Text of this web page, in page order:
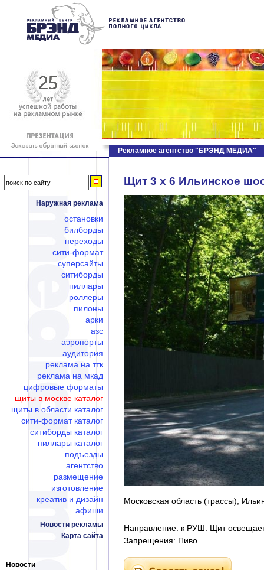
Наружная реклама
остановки
билборды
переходы
сити-формат
суперсайты
ситиборды
пиллары
роллеры
пилоны
арки
азс
аэропорты
аудитория
реклама на ттк
реклама на мкад
цифровые форматы
щиты в москве каталог
щиты в области каталог
сити-формат каталог
ситиборды каталог
пиллары каталог
подъезды
агентство
размещение
изготовление
креатив и дизайн
афиши
Новости рекламы
Карта сайта
Новости
Рекламное агентство "БРЭНД МЕДИА"
Щит 3 х 6 Ильинское
Московская область (трассы),
Направление: к РУШ. Щит
Запрещения: Пиво.